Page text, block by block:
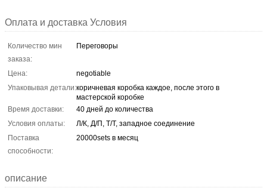
Оплата и доставка Условия
Количество мин
заказа:
Переговоры
Цена:
negotiable
Упаковывая детали:коричневая коробка каждое, после этого в
мастерской коробке
Время доставки:
40 дней до количества
Условия оплаты:
Л/К, Д/П, Т/Т, западное соединение
Поставка
способности:
20000sets в месяц
описание